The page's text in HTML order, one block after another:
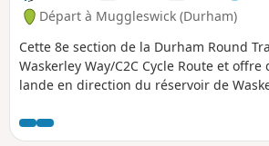
Départ à Muggleswick (Durham)
Cette 8e section de la Durham Round
Waskerley Way/C2C Cycle Route et offre
lande en direction du réservoir de